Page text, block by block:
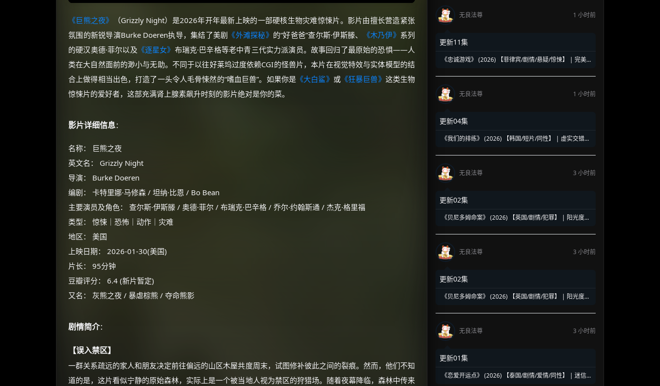
《巨熊之夜》
（Grizzly Night）是2026年开年最新上映的一部硬核生物灾难惊悚片。影片由擅长营造紧张
氛围的新锐导演Burke Doeren执导，集结了美剧 《外滩探秘》 的“好爸爸”查尔斯·伊斯滕、 《木乃伊》 系列
的硬汉奥德·菲尔以及 《逐星女》 布瑞克·巴辛格等老中青三代实力派演员。故事回归了最原始的恐惧——人
类在大自然面前的渺小与无助。不同于以往好莱坞过度依赖CGI的怪兽片，本片在视觉特效与实体模型的结
合上做得相当出色，打造了一头令人毛骨悚然的“嗜血巨兽”。如果你是 《大白鲨》 或《狂暴巨兽》 这类生物
惊悚片的爱好者，这部充满肾上腺素飙升时刻的影片绝对是你的菜。
影片详细信息：
名称： 巨熊之夜
英文名： Grizzly Night
导演： Burke Doeren
编剧： 卡特里娜·马修森 / 坦纳·比恩 / Bo Bean
主要演员及角色： 查尔斯·伊斯滕 / 奥德·菲尔 / 布瑞克·巴辛格 / 乔尔·约翰斯通 / 杰克·格里福
类型： 惊悚｜恐怖｜动作｜灾难
地区： 美国
上映日期： 2026-01-30(美国)
片长： 95分钟
豆瓣评分： 6.4 (新片暂定)
又名： 灰熊之夜 / 暴虐棕熊 / 夺命熊影
剧情简介：
【误入禁区】
一群关系疏远的家人和朋友决定前往偏远的山区木屋共度周末，试图修补彼此之间的裂痕。然而，他们不知
道的是，这片看似宁静的原始森林，实际上是一个被当地人视为禁区的狩猎场。随着夜幕降临，森林中传来
无良法尊 1 小时前
更新11集
《忠诚游戏》 (2026) 【菲律宾/剧情/悬疑/惊悚】 | 完美
无良法尊 1 小时前
更新04集
《我们的排练》 (2026) 【韩国/短片/同性】 | 虚实交错的
无良法尊 3 小时前
更新02集
《贝尼多姆命案》 (2026) 【英国/剧情/犯罪】 | 阳光度假
无良法尊 3 小时前
更新02集
《贝尼多姆命案》 (2026) 【英国/剧情/犯罪】 | 阳光度假
无良法尊 3 小时前
更新01集
《恋爱开运点》 (2026) 【泰国/剧情/爱情/同性】 | 迷信
你需要的各种会员，都可低价购买！
如夸克12个月送14天 最低75元！